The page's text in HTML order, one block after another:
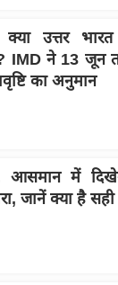
उत्तर भारत
IMD ने 13 जून
का अनुमान
आसमान में
जानें क्या है